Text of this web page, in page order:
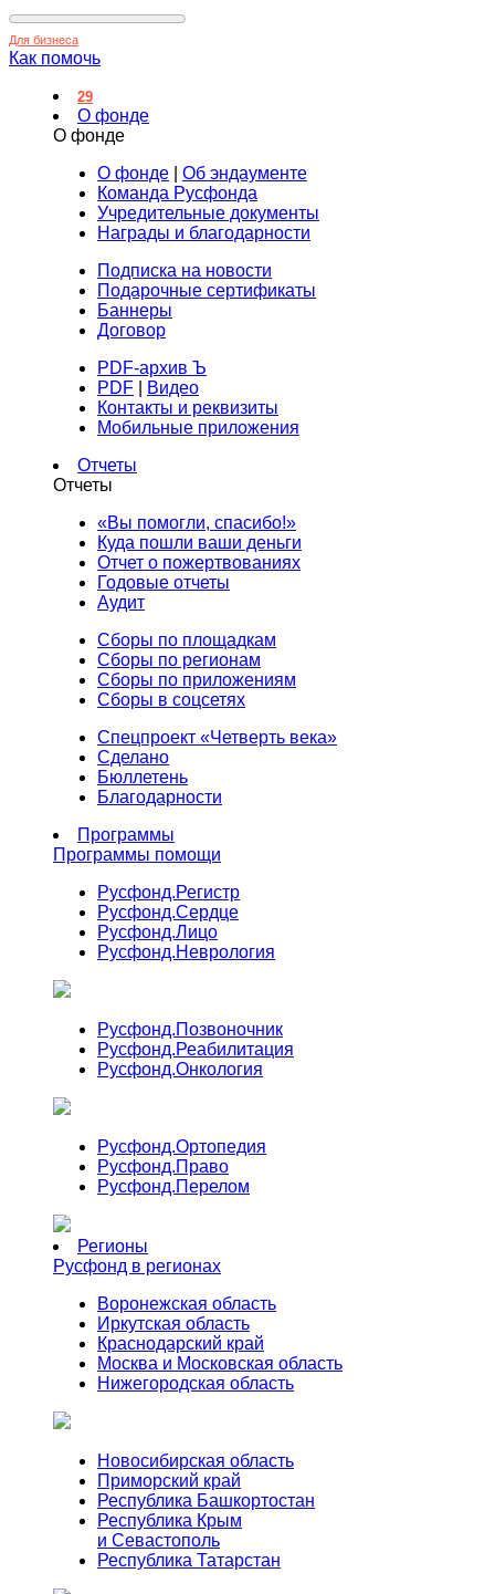
Для бизнеса
Как помочь
29
О фонде
О фонде
О фонде
Об эндаументе
Команда Русфонда
Учредительные документы
Награды и благодарности
Подписка на новости
Подарочные сертификаты
Баннеры
Договор
PDF-архив Ъ
PDF
Видео
Контакты и реквизиты
Мобильные приложения
Отчеты
Отчеты
«Вы помогли, спасибо!»
Куда пошли ваши деньги
Отчет о пожертвованиях
Годовые отчеты
Аудит
Сборы по площадкам
Сборы по регионам
Сборы по приложениям
Сборы в соцсетях
Спецпроект «Четверть века»
Сделано
Бюллетень
Благодарности
Программы
Программы помощи
Русфонд.Регистр
Русфонд.Сердце
Русфонд.Лицо
Русфонд.Неврология
Русфонд.Позвоночник
Русфонд.Реабилитация
Русфонд.Онкология
Русфонд.Ортопедия
Русфонд.Право
Русфонд.Перелом
Регионы
Русфонд в регионах
Воронежская область
Иркутская область
Краснодарский край
Москва и Московская область
Нижегородская область
Новосибирская область
Приморский край
Республика Башкортостан
Республика Крым
и Севастополь
Республика Татарстан